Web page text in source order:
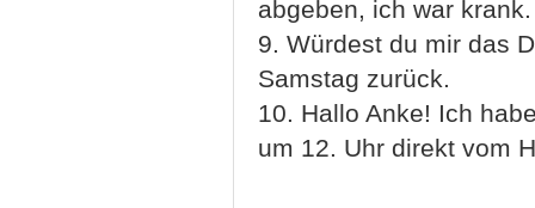
abgeben, ich war krank.
9. Würdest du mir das
Samstag zurück.
10. Hallo Anke! Ich
um 12. Uhr direkt vom